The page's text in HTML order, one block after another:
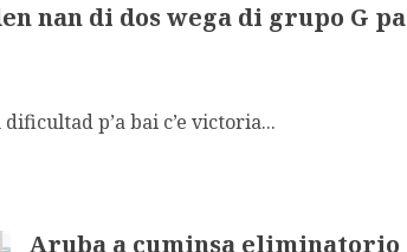
nan di dos wega di grupo G pa
p’a bai c’e victoria...
Aruba a cuminsa eliminatorio